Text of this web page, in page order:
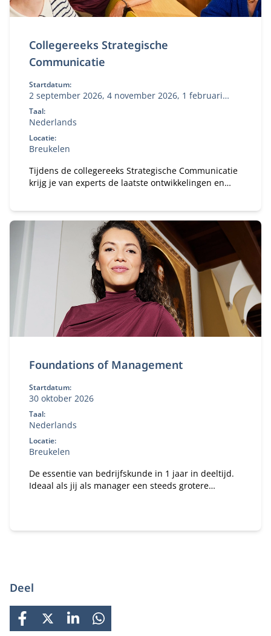
Collegereeks Strategische
Communicatie
Startdatum:
2 september 2026, 4 november 2026, 1 februari
2027, 10 mei 2027
Taal:
Nederlands
Locatie:
Breukelen
Tijdens de collegereeks Strategische Communicatie
krijg je van experts de laatste ontwikkelingen en
Foundations of Management
Startdatum:
30 oktober 2026
Taal:
Nederlands
Locatie:
Breukelen
De essentie van bedrijfskunde in 1 jaar in deeltijd.
Ideaal als jij als manager een steeds grotere
Deel
FACEBOOK
X LINKEDINWHATSAPP